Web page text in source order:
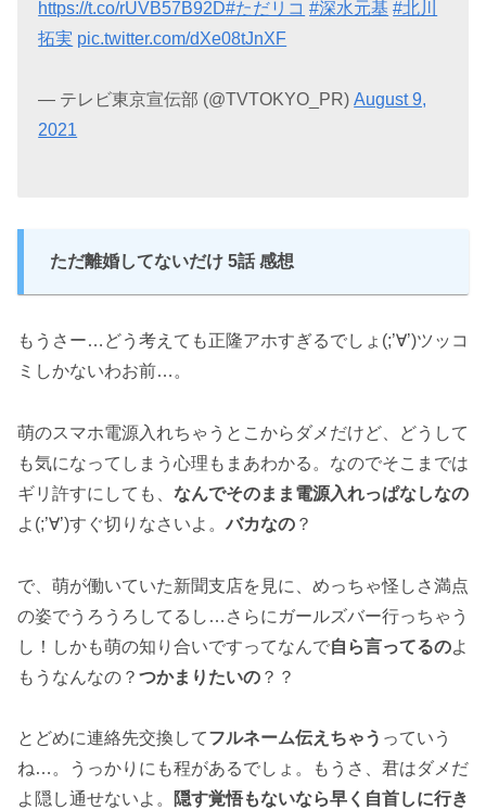
https://t.co/rUVB57B92D#ただリコ #深水元基 #北川
拓実 pic.twitter.com/dXe08tJnXF
— テレビ東京宣伝部 (@TVTOKYO_PR)August 9,
2021
ただ離婚してないだけ 5話 感想
もうさー…どう考えても正隆アホすぎるでしょ(;’∀’)ツッコ
ミしかないわお前…。
萌のスマホ電源入れちゃうとこからダメだけど、どうして
も気になってしまう心理もまあわかる。なのでそこまでは
ギリ許すにしても、 なんでそのまま電源入れっぱなしなの
よ(;’∀’)すぐ切りなさいよ。 バカなの ？
で、萌が働いていた新聞支店を見に、めっちゃ怪しさ満点
の姿でうろうろしてるし…さらにガールズバー行っちゃう
し！しかも萌の知り合いですってなんで自ら言ってるのよ
もうなんなの？ つかまりたいの ？？
とどめに連絡先交換してフルネーム伝えちゃう っていう
ね…。うっかりにも程があるでしょ。もうさ、君はダメだ
よ隠し通せないよ。
隠す覚悟もないなら早く自首しに行き